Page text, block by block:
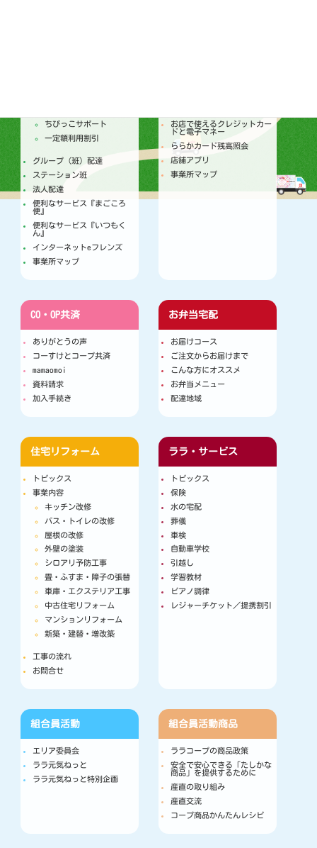
ちびっこサポート
一定額利用割引
グループ（班）配達
ステーション班
法人配達
便利なサービス『まごころ
便』
便利なサービス『いつもく
ん』
インターネットeフレンズ
事業所マップ
お店で使えるクレジットカー
ドと電子マネー
ららかカード残高照会
店舗アプリ
事業所マップ
CO・OP共済
ありがとうの声
コーすけとコープ共済
mamaomoi
資料請求
加入手続き
お弁当宅配
お届けコース
ご注文からお届けまで
こんな方にオススメ
お弁当メニュー
配達地域
住宅リフォーム
トピックス
事業内容
キッチン改修
バス・トイレの改修
屋根の改修
外壁の塗装
シロアリ予防工事
畳・ふすま・障子の張替
車庫・エクステリア工事
中古住宅リフォーム
マンションリフォーム
新築・建替・増改築
工事の流れ
お問合せ
ララ・サービス
トピックス
保険
水の宅配
葬儀
車検
自動車学校
引越し
学習教材
ピアノ調律
レジャーチケット／提携割引
組合員活動
エリア委員会
ララ元気ねっと
ララ元気ねっと特別企画
組合員活動商品
ララコープの商品政策
安全で安心できる「たしかな
商品」を提供するために
産直の取り組み
産直交流
コープ商品かんたんレシピ